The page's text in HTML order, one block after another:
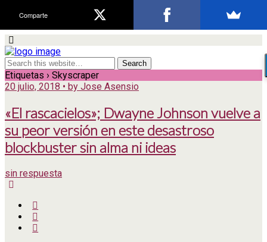
Etiquetas › Skyscraper
20 julio, 2018 • by Jose Asensio
«El rascacielos»; Dwayne Johnson vuelve a
su peor versión en este desastroso
blockbuster sin alma ni ideas
sin respuesta
Comparte